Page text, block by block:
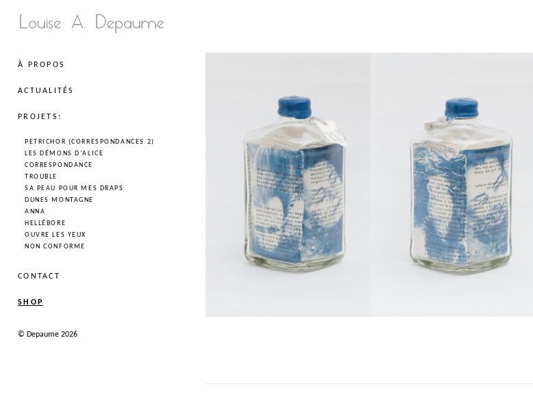
À PROPOS
ACTUALITÉS
PROJETS:
PETRICHOR (CORRESPONDANCES 2)
LES DÉMONS D'ALICE
CORRESPONDANCE
TROUBLE
SA PEAU POUR MES DRAPS
DUNES MONTAGNE
ANNA
HELLÉBORE
OUVRE LES YEUX
NON CONFORME
CONTACT
SHOP
© Depaume 2026